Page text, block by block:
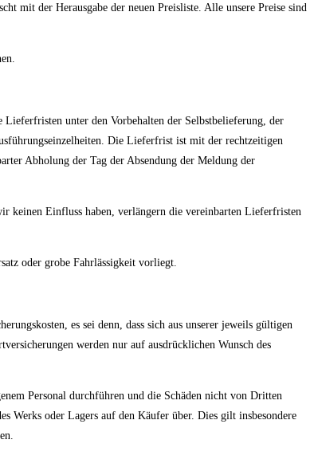
mit der Herausgabe der neuen Preisliste. Alle unsere Preise sind
unter den Vorbehalten der Selbstbelieferung, der
Die Lieferfrist ist mit der rechtzeitigen
Abholung der Tag der Absendung der Meldung der
keinen Einfluss haben, verlängern die vereinbarten Lieferfristen
oder grobe Fahrlässigkeit vorliegt.
es sei denn, dass sich aus unserer jeweils gültigen
werden nur auf ausdrücklichen Wunsch des
Personal durchführen und die Schäden nicht von Dritten
Werks oder Lagers auf den Käufer über. Dies gilt insbesondere